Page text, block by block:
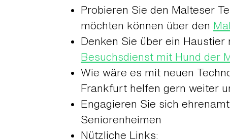
Probieren Sie den Malteser
möchten können über den
Denken Sie über ein
Besuchsdienst mit Hund der
Wie wäre es mit neuen
Frankfurt helfen gern weiter
Engagieren Sie sich
Seniorenheimen
Nützliche Links: